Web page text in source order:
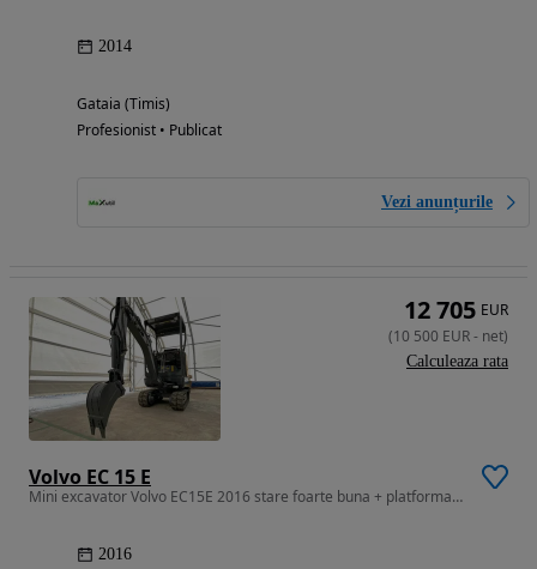
2014
Gataia (Timis)
Profesionist • Publicat
Vezi anunțurile
Volvo EC 15 E
Mini excavator Volvo EC15E 2016 stare foarte buna + platforma auto
2016
12 705 EUR
(10 500 EUR- net)
Calculeaza rata